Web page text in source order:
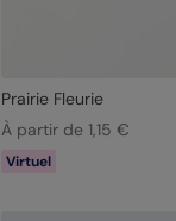
Prairie Fleurie
À partir de 1,15 €
Virtuel